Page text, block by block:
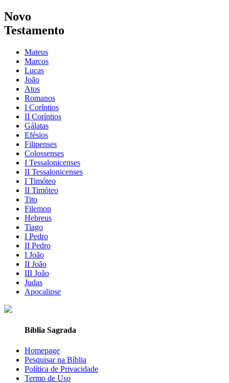
Novo
Testamento
Mateus
Marcos
Lucas
João
Atos
Romanos
I Coríntios
II Coríntios
Gálatas
Efésios
Filipenses
Colossenses
I Tessalonicenses
II Tessalonicenses
I Timóteo
II Timóteo
Tito
Filemon
Hebreus
Tiago
I Pedro
II Pedro
I João
II João
III João
Judas
Apocalipse
Bíblia Sagrada
Homepage
Pesquisar na Bíblia
Política de Privacidade
Termo de Uso